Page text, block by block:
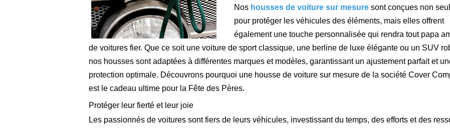
Nos housses de voiture sur mesure sont conçues non
pour protéger les véhicules des éléments, mais elles offrent
également une touche personnalisée qui rendra tout papa
de voitures fier. Que ce soit une voiture de sport classique, une berline de luxe élégante ou un SUV
nos housses sont adaptées à différentes marques et modèles, garantissant un ajustement parfait et
protection optimale. Découvrons pourquoi une housse de voiture sur mesure de la société Cover
est le cadeau ultime pour la Fête des Pères.
Protéger leur fierté et leur joie
Les passionnés de voitures sont fiers de leurs véhicules, investissant du temps, des efforts et des